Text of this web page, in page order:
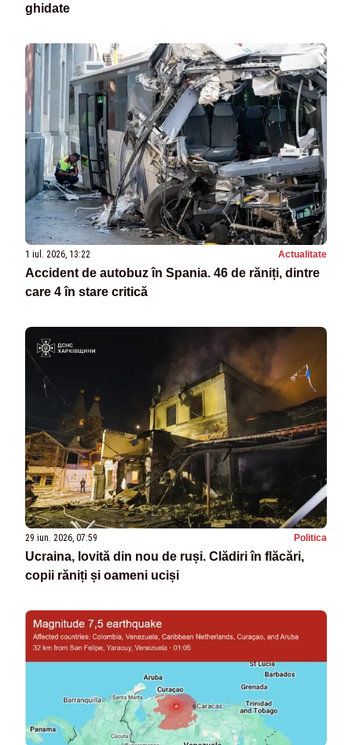
ghidate
1 iul. 2026, 13:22 Actualitate
Accident de autobuz în Spania. 46 de răniți, dintre
care 4 în stare critică
29 iun. 2026, 07:59 Politica
Ucraina, lovită din nou de ruși. Clădiri în flăcări,
copii răniți și oameni uciși